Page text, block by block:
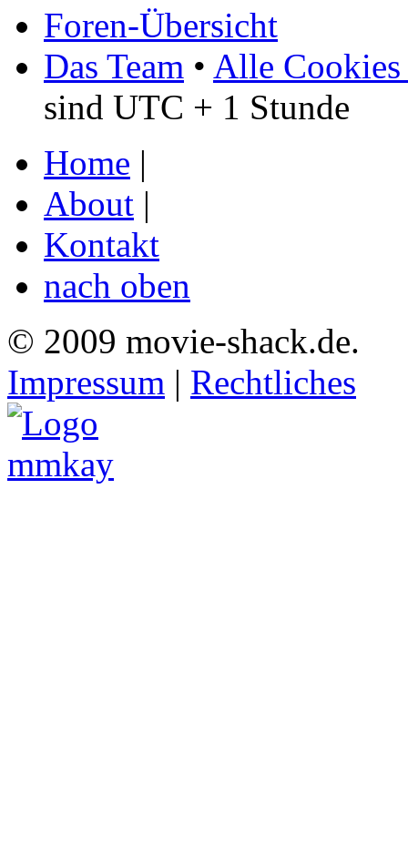
Foren-Übersicht
Das Team • Alle Cookies
sind UTC + 1 Stunde
Home |
About |
Kontakt
nach oben
© 2009 movie-shack.de.
Impressum | Rechtliches